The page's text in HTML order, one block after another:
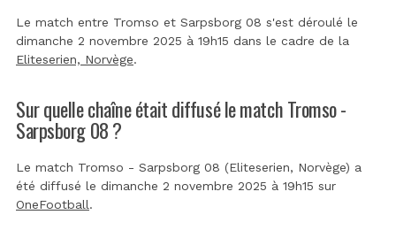
Le match entre Tromso et Sarpsborg 08 s'est déroulé le
dimanche 2 novembre 2025 à 19h15 dans le cadre de la
Eliteserien, Norvège.
Sur quelle chaîne était diffusé le match Tromso -
Sarpsborg 08 ?
Le match Tromso - Sarpsborg 08 (Eliteserien, Norvège) a
été diffusé le dimanche 2 novembre 2025 à 19h15 sur
OneFootball.